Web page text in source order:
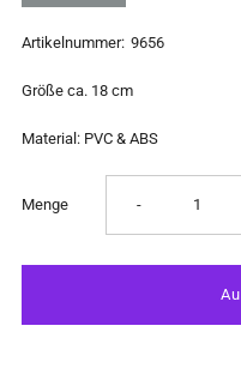
Artikelnummer: 9656
Größe ca. 18 cm
Material: PVC & ABS
Menge Verringere
die
-